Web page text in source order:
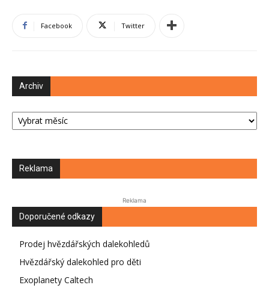
Facebook Twitter
Archiv
Archiv
Reklama
Reklama
Doporučené odkazy
Prodej hvězdářských dalekohledů
Hvězdářský dalekohled pro děti
Exoplanety Caltech